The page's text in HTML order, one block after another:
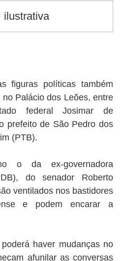
ilustrativa
figuras políticas também
Palácio dos Leões, entre
federal Josimar de
prefeito de São Pedro dos
(PTB).
o da ex-governadora
do senador Roberto
ventilados nos bastidores
e podem encarar a
haver mudanças no
afunilar as conversas